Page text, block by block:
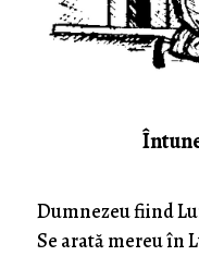
Dumnezeu fiind
Se arată mereu în